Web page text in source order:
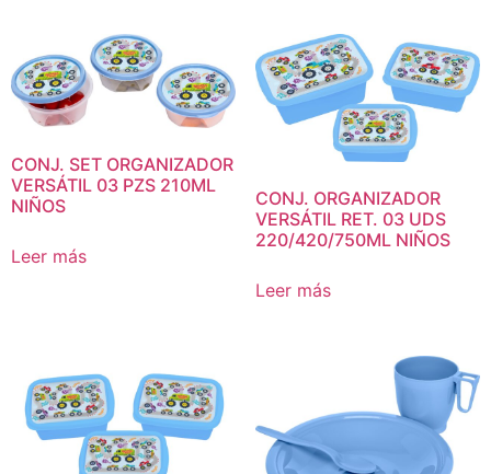
CONJ. SET ORGANIZADOR
VERSÁTIL 03 PZS 210ML
NIÑOS
Leer más
CONJ. ORGANIZADOR
VERSÁTIL RET. 03 UDS
220/420/750ML NIÑOS
Leer más